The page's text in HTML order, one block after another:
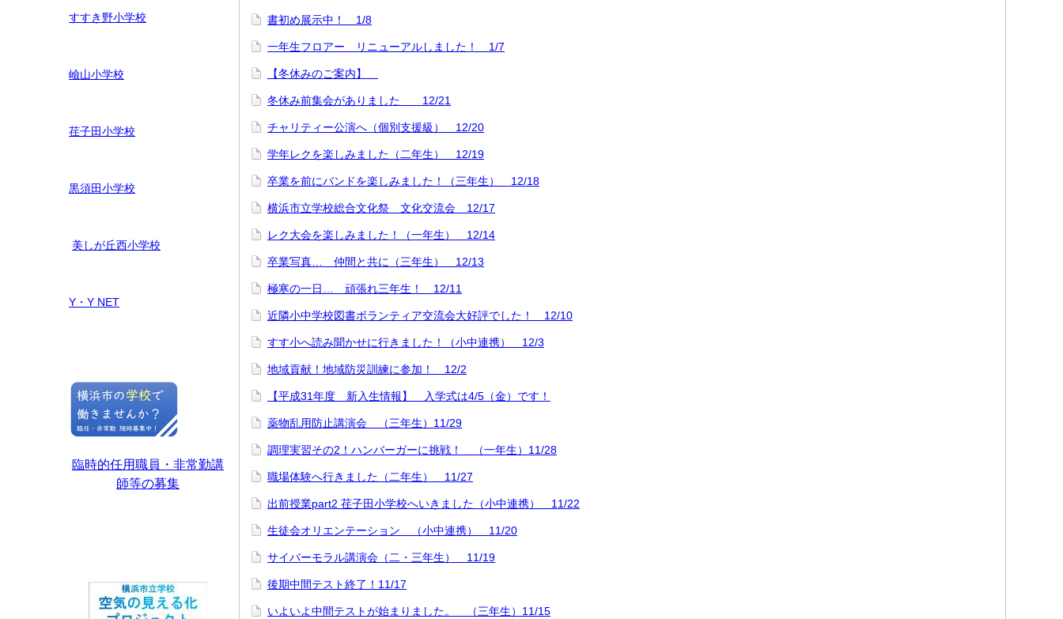
すすき野小学校
嶮山小学校
荏子田小学校
黒須田小学校
美しが丘西小学校
Y・Y NET
臨時的任用職員・非常勤講
師等の募集
書初め展示中！ 1/8
一年生フロアー リニューアルしました！ 1/7
【冬休みのご案内】
冬休み前集会がありました 12/21
チャリティー公演へ（個別支援級） 12/20
学年レクを楽しみました（二年生） 12/19
卒業を前にバンドを楽しみました！（三年生） 12/18
横浜市立学校総合文化祭 文化交流会 12/17
レク大会を楽しみました！（一年生） 12/14
卒業写真… 仲間と共に（三年生） 12/13
極寒の一日… 頑張れ三年生！ 12/11
近隣小中学校図書ボランティア交流会大好評でした！ 12/10
すす小へ読み聞かせに行きました！（小中連携） 12/3
地域貢献！地域防災訓練に参加！ 12/2
【平成31年度 新入生情報】 入学式は4/5（金）です！
薬物乱用防止講演会 （三年生）11/29
調理実習その2！ハンバーガーに挑戦！ （一年生）11/28
職場体験へ行きました（二年生） 11/27
出前授業part2 荏子田小学校へいきました（小中連携） 11/22
生徒会オリエンテーション （小中連携） 11/20
サイバーモラル講演会（二・三年生） 11/19
後期中間テスト終了！11/17
いよいよ中間テストが始まりました。 （三年生）11/15